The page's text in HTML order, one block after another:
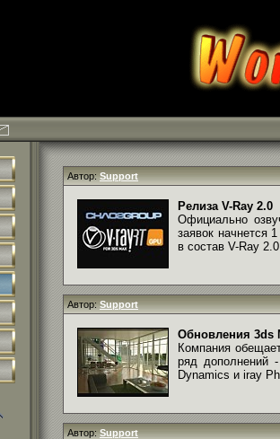
Автор:Support
Релиза V-Ray 2.0
Официально
заявок начнется
в состав V-Ray
Автор:Support
Обновления 3ds
Компания
ряд дополнений
Dynamics и iray
Автор:Support